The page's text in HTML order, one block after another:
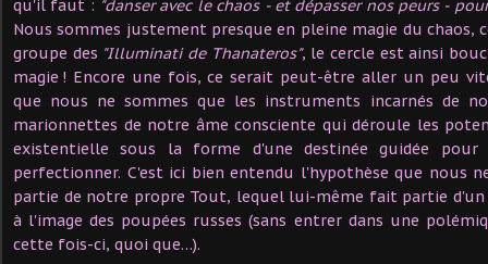
qu'il faut : "danser avec le chaos - et dépasser nos peurs -
Nous sommes justement presque en pleine magie du chaos,
groupe des "Illuminati de Thanateros", le cercle est ainsi
magie ! Encore une fois, ce serait peut-être aller un peu
que nous ne sommes que les instruments incarnés de
marionnettes de notre âme consciente qui déroule les
existentielle sous la forme d'une destinée guidée pour
perfectionner. C'est ici bien entendu l'hypothèse que nous
partie de notre propre Tout, lequel lui-même fait partie d'un
à l'image des poupées russes (sans entrer dans une
cette fois-ci, quoi que…).